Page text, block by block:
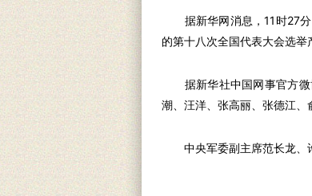
据新华网消息，11时27分
的第十八次全国代表大会选举
据新华社中国网事官方微
潮、汪洋、张高丽、张德江、
中央军委副主席范长龙、许